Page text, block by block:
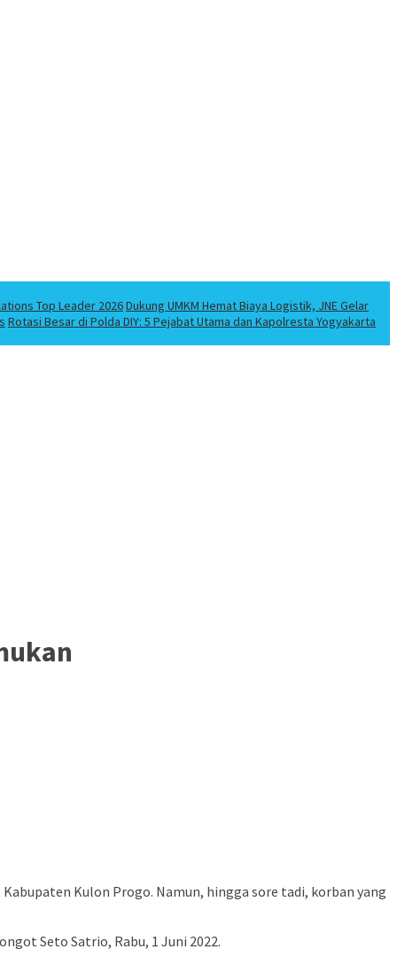
Top Leader 2026Dukung UMKM Hemat Biaya Logistik, JNE Gelar
Rotasi Besar di Polda DIY: 5 Pejabat Utama dan Kapolresta Yogyakarta
Kulon Progo. Namun, hingga sore tadi, korban yang
Seto Satrio, Rabu, 1 Juni 2022.